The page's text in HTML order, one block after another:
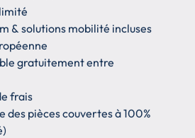
& solutions mobilité incluses
gratuitement entre
frais
des pièces couvertes à 100%